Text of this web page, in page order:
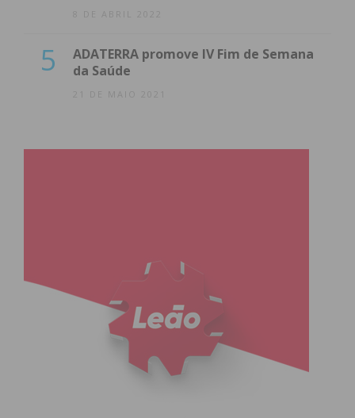
8 DE ABRIL 2022
5
ADATERRA promove IV Fim de Semana
da Saúde
21 DE MAIO 2021